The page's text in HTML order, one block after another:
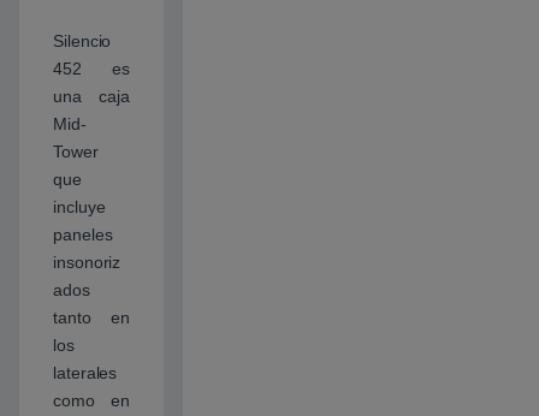
Silencio
452 es
una caja
Mid-
Tower
que
incluye
paneles
insonoriz
ados
tanto en
los
laterales
como en